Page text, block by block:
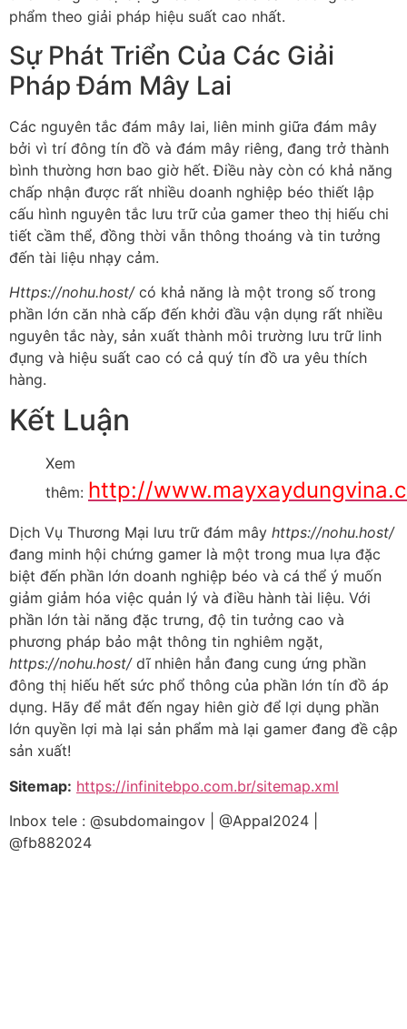
phẩm theo giải pháp hiệu suất cao nhất.
Sự Phát Triển Của Các Giải
Pháp Đám Mây Lai
Các nguyên tắc đám mây lai, liên minh giữa đám mây
bởi vì trí đông tín đồ và đám mây riêng, đang trở thành
bình thường hơn bao giờ hết. Điều này còn có khả năng
chấp nhận được rất nhiều doanh nghiệp béo thiết lập
cấu hình nguyên tắc lưu trữ của gamer theo thị hiếu chi
tiết cầm thể, đồng thời vẫn thông thoáng và tin tưởng
đến tài liệu nhạy cảm.
Https://nohu.host/có khả năng là một trong số trong
phần lớn căn nhà cấp đến khởi đầu vận dụng rất nhiều
nguyên tắc này, sản xuất thành môi trường lưu trữ linh
đụng và hiệu suất cao có cả quý tín đồ ưa yêu thích
hàng.
Kết Luận
Xem
thêm: http://
Dịch Vụ Thương Mại lưu trữ đám mây https://nohu.host/
đang minh hội chứng gamer là một trong mua lựa đặc
biệt đến phần lớn doanh nghiệp béo và cá thể ý muốn
giảm giảm hóa việc quản lý và điều hành tài liệu. Với
phần lớn tài năng đặc trưng, độ tin tưởng cao và
phương pháp bảo mật thông tin nghiêm ngặt,
https://nohu.host/dĩ nhiên hẳn đang cung ứng phần
đông thị hiếu hết sức phổ thông của phần lớn tín đồ áp
dụng. Hãy để mắt đến ngay hiên giờ để lợi dụng phần
lớn quyền lợi mà lại sản phẩm mà lại gamer đang đề cập
sản xuất!
Sitemap: https://infinitebpo.com.br/sitemap.xml
Inbox tele : @subdomaingov | @Appal2024 |
@fb882024